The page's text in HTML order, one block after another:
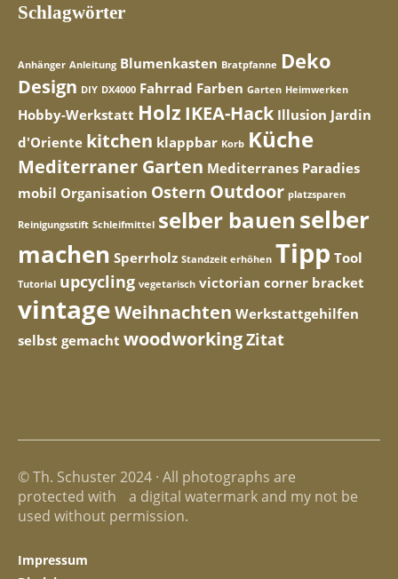
Schlagwörter
Anhänger Anleitung Blumenkasten Bratpfanne Deko
Design DIY DX4000 Fahrrad Farben Garten Heimwerken
Hobby-Werkstatt Holz IKEA-Hack Illusion Jardin
d'Oriente kitchen klappbar Korb Küche
Mediterraner Garten Mediterranes Paradies
mobil Organisation Ostern Outdoor platzsparen
Reinigungsstift Schleifmittel selber bauen selber
machen Sperrholz Standzeit erhöhen Tipp Tool
Tutorial upcycling vegetarisch victorian corner bracket
vintageWeihnachten Werkstattgehilfen
selbst gemacht woodworkingZitat
© Th. Schuster 2024 · All photographs are
protected with a digital watermark and my not be
used without permission.
Impressum